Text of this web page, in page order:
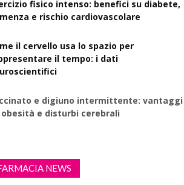
fisico intenso: benefici su diabete,
e rischio cardiovascolare
il cervello usa lo spazio per
il tempo: i dati
e digiuno intermittente: vantaggi
obesità e disturbi cerebrali
NEWS